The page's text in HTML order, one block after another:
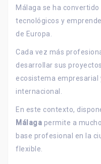
Málaga se ha
tecnológicos y
de Europa.
Cada vez más
desarrollar sus
ecosistema empresarial
internacional.
En este contexto,
Málaga permite a
base profesional en la
flexible.